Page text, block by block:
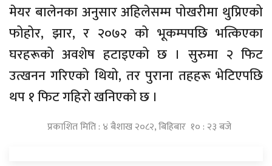
मेयर बालेनका अनुसार अहिलेसम्म पोखरीमा थुप्रिएको
फोहोर, झार, र २०७२ को भूकम्पपछि भत्किएका
घरहरूको अवशेष हटाइएको छ । सुरुमा २ फिट
उत्खनन गरिएको थियो, तर पुराना तहहरू भेटिएपछि
थप १ फिट गहिरो खनिएको छ ।
प्रकाशित मिति : ४ बैशाख २०८२, बिहिबार १० : २३ बजे